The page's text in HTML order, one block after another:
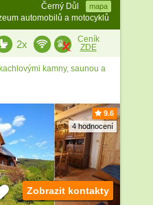
Černý Důl mapa
automobilů a motocyklů
2x
Ceník
ZDE
kamny, saunou a
9.6
4 hodnocení
Zobrazit kontakty